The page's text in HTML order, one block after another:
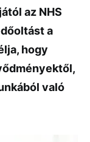
az NHS
a
hogy
való